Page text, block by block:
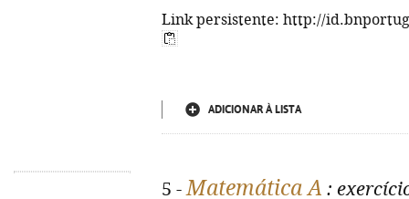
Link persistente: http://
ADICIONAR À LISTA
5 -Matemática A :